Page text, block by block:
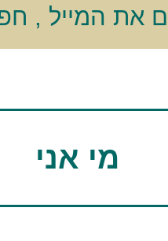
את המייל ,
מי אני